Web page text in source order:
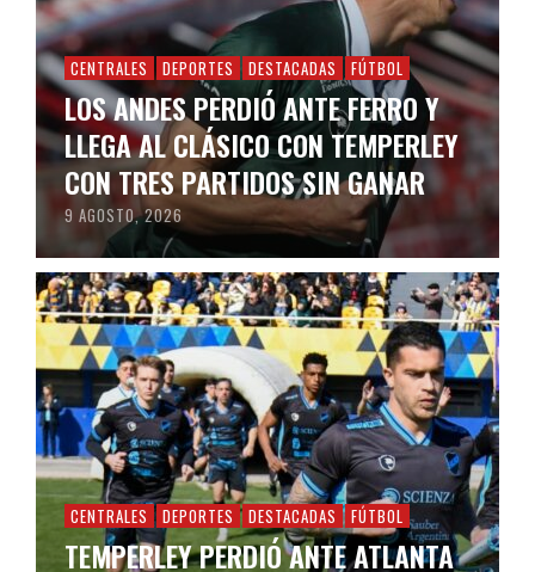
CENTRALES DEPORTES DESTACADAS FÚTBOL
LOS ANDES PERDIÓ ANTE FERRO Y
LLEGA AL CLÁSICO CON TEMPERLEY
CON TRES PARTIDOS SIN GANAR
9 AGOSTO, 2026
CENTRALES DEPORTES DESTACADAS FÚTBOL
TEMPERLEY PERDIÓ ANTE ATLANTA